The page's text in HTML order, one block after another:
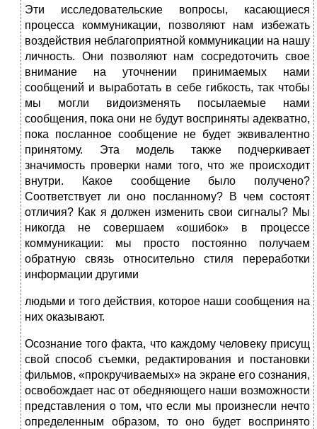
Эти исследовательские вопросы, касающиеся
процесса коммуникации, позволяют нам избежать
воздействия неблагоприятной коммуникации на нашу
личность. Они позволяют нам сосредоточить свое
внимание на уточнении принимаемых нами
сообщений и выработать в себе гибкость, так чтобы
мы могли видоизменять посылаемые нами
сообщения, пока они не будут восприняты адекватно,
пока посланное сообщение не будет эквивалентно
принятому. Эта модель также подчеркивает
значимость проверки нами того, что же происходит
внутри. Какое сообщение было получено?
Соответствует ли оно посланному? В чем состоят
отличия? Как я должен изменить свои сигналы? Мы
никогда не совершаем «ошибок» в процессе
коммуникации: мы просто постоянно получаем
обратную связь относительно стиля переработки
информации другими
людьми и того действия, которое наши сообщения на
них оказывают.
Осознание того факта, что каждому человеку присущ
свой способ съемки, редактирования и постановки
фильмов, «прокручиваемых» на экране его сознания,
освобождает нас от обедняющего наши возможности
представления о том, что если мы произнесли нечто
определенным образом, то оно будет воспринято